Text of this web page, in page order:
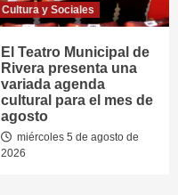
Cultura y Sociales
El Teatro Municipal de
Rivera presenta una
variada agenda
cultural para el mes de
agosto
miércoles 5 de agosto de
2026